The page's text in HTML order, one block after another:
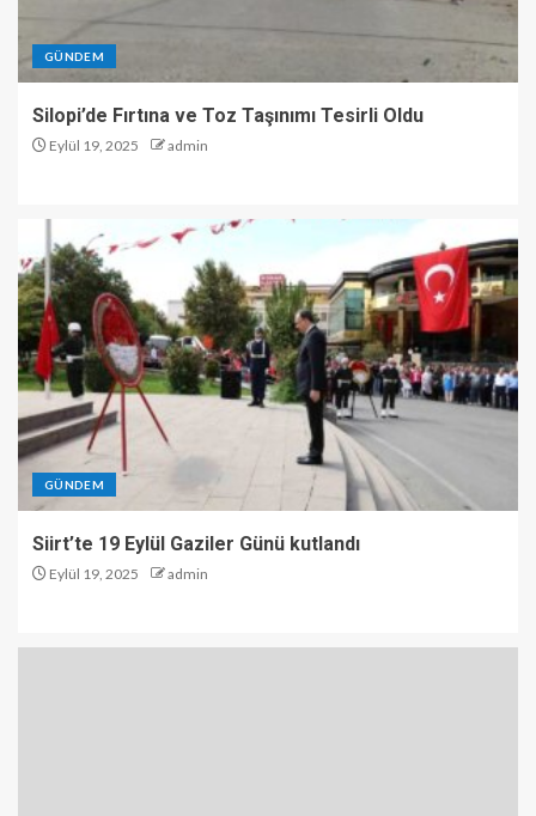
GÜNDEM
Silopi’de Fırtına ve Toz Taşınımı Tesirli Oldu
Eylül 19, 2025 admin
GÜNDEM
Siirt’te 19 Eylül Gaziler Günü kutlandı
Eylül 19, 2025 admin